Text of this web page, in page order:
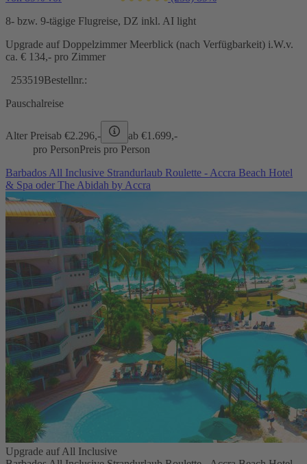
8- bzw. 9-tägige Flugreise, DZ inkl. AI light
Upgrade auf Doppelzimmer Meerblick (nach Verfügbarkeit) i.W.v.
ca. € 134,- pro Zimmer
253519Bestellnr.:
Pauschalreise
Alter Preisab €2.296,- ab €1.699,-
pro PersonPreis pro Person
Barbados All Inclusive Strandurlaub Roulette - Accra Beach Hotel
& Spa oder The Abidah by Accra
Upgrade auf All Inclusive